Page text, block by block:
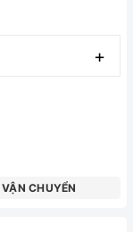
+
CHUYỂN